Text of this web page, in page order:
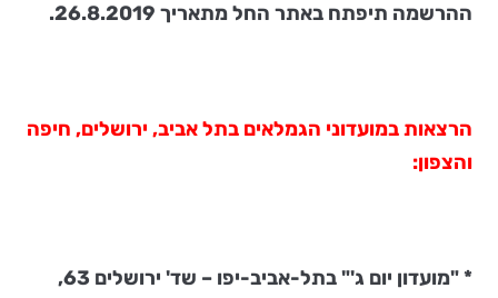
ההרשמה תיפתח באתר החל מתאריך 26.8.2019.
הרצאות במועדוני הגמלאים בתל אביב, ירושלים, חיפה
והצפון:
* "מועדון יום ג'" בתל-אביב-יפו – שד' ירושלים 63,